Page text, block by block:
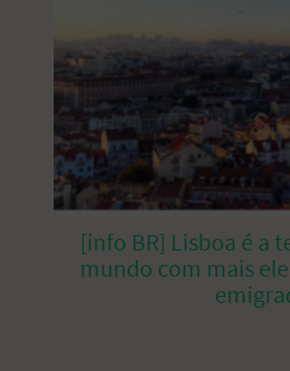
[info BR] Lisboa é a
mundo com mais